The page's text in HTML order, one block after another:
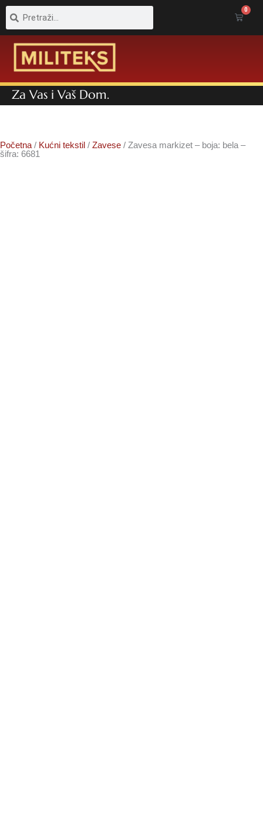
Pretraga 0
Cart
Za Vas i Vaš Dom.
Početna / Kućni tekstil / Zavese / Zavesa markizet – boja: bela –
šifra: 6681